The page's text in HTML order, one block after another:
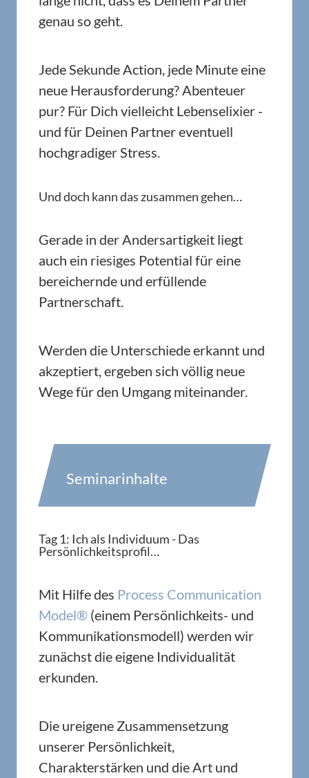
genau so geht.
Jede Sekunde Action, jede Minute eine
neue Herausforderung? Abenteuer
pur? Für Dich vielleicht Lebenselixier -
und für Deinen Partner eventuell
hochgradiger Stress.
Und doch kann das zusammen gehen…
Gerade in der Andersartigkeit liegt
auch ein riesiges Potential für eine
bereichernde und erfüllende
Partnerschaft.
Werden die Unterschiede erkannt und
akzeptiert, ergeben sich völlig neue
Wege für den Umgang miteinander.
Seminarinhalte
Tag 1: Ich als Individuum - Das
Persönlichkeitsprofil…
Mit Hilfe des Process Communication
Model® (einem Persönlichkeits- und
Kommunikationsmodell) werden wir
zunächst die eigene Individualität
erkunden.
Die ureigene Zusammensetzung
unserer Persönlichkeit,
Charakterstärken und die Art und